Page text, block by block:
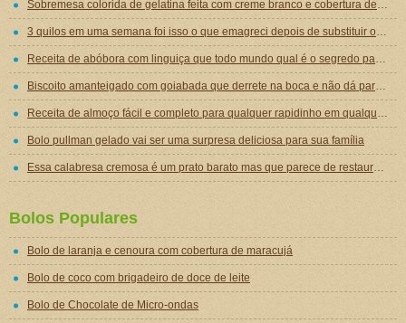
Sobremesa colorida de gelatina feita com creme branco e cobertura de mousse de gelatina
3 quilos em uma semana foi isso o que emagreci depois de substituir o jantar por essa sopa emagrecedora
Receita de abóbora com linguiça que todo mundo qual é o segredo para ficar tão gostosa
Biscoito amanteigado com goiabada que derrete na boca e não dá para comer um só
Receita de almoço fácil e completo para qualquer rapidinho em qualquer dia da semana
Bolo pullman gelado vai ser uma surpresa deliciosa para sua família
Essa calabresa cremosa é um prato barato mas que parece de restaurante chique de tão gostoso
Bolos Populares
Bolo de laranja e cenoura com cobertura de maracujá
Bolo de coco com brigadeiro de doce de leite
Bolo de Chocolate de Micro-ondas